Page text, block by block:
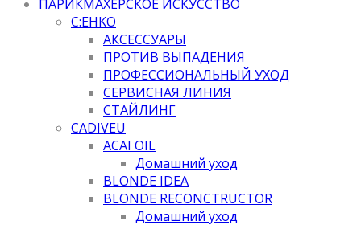
ПАРИКМАХЕРСКОЕ ИСКУССТВО
C:EHKO
АКСЕССУАРЫ
ПРОТИВ ВЫПАДЕНИЯ
ПРОФЕССИОНАЛЬНЫЙ УХОД
СЕРВИСНАЯ ЛИНИЯ
СТАЙЛИНГ
CADIVEU
ACAI OIL
Домашний уход
BLONDE IDEA
BLONDE RECONCTRUCTOR
Домашний уход